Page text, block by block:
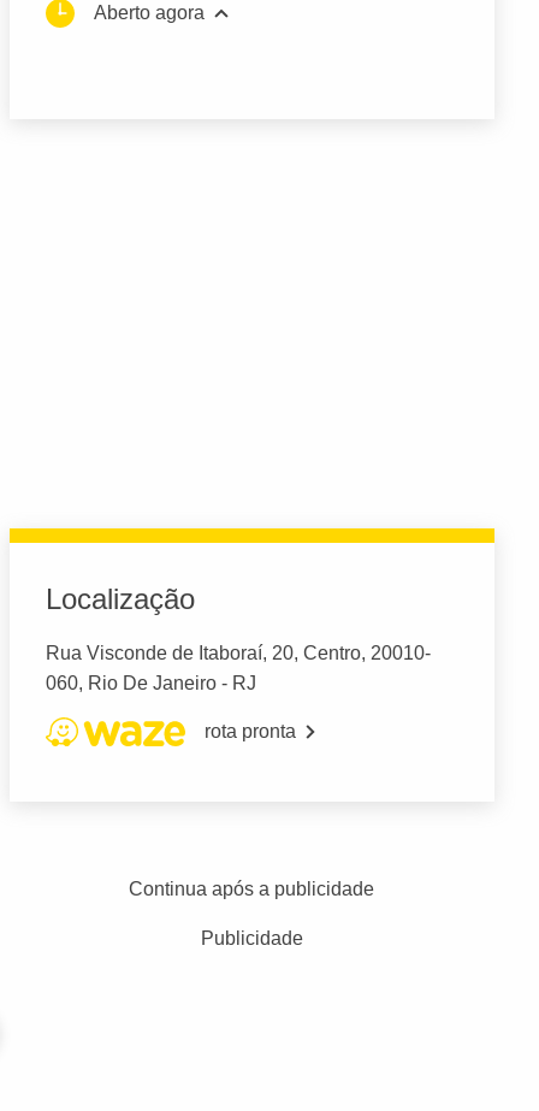
Aberto agora
Localização
Rua Visconde de Itaboraí, 20, Centro, 20010-
060, Rio De Janeiro - RJ
rota pronta
Continua após a publicidade
Publicidade